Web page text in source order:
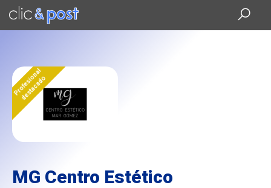
Saltar
contenido
Profesional
destacado
MG Centro Estético